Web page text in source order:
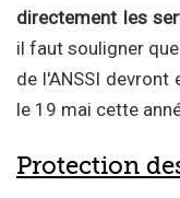
directement les
il faut souligner
de l'ANSSI devront
le 19 mai cette
Protection